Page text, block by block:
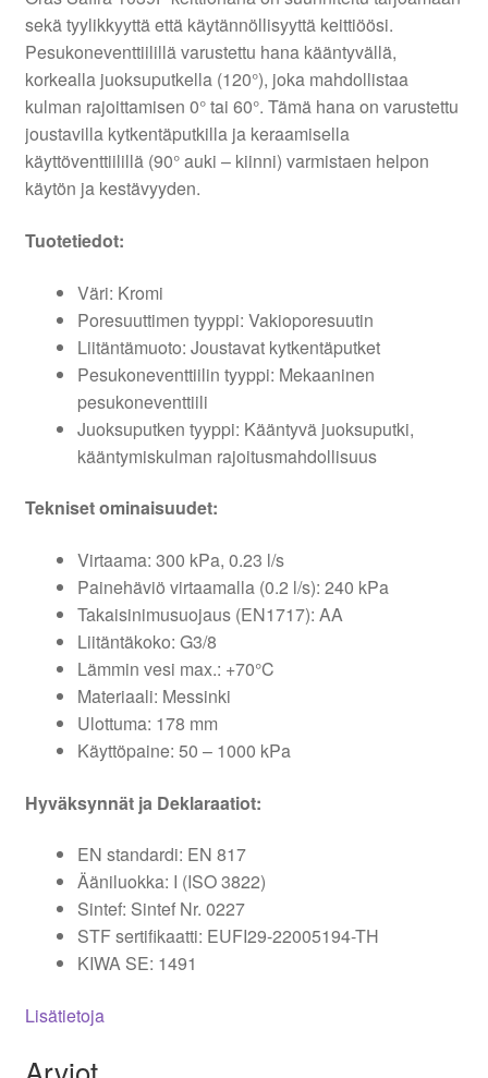
sekä tyylikkyyttä että käytännöllisyyttä keittiöösi.
Pesukoneventtiilillä varustettu hana kääntyvällä,
korkealla juoksuputkella (120°), joka mahdollistaa
kulman rajoittamisen 0° tai 60°. Tämä hana on varustettu
joustavilla kytkentäputkilla ja keraamisella
käyttöventtiilillä (90° auki – kiinni) varmistaen helpon
käytön ja kestävyyden.
Tuotetiedot:
Väri: Kromi
Poresuuttimen tyyppi: Vakioporesuutin
Liitäntämuoto: Joustavat kytkentäputket
Pesukoneventtiilin tyyppi: Mekaaninen
pesukoneventtiili
Juoksuputken tyyppi: Kääntyvä juoksuputki,
kääntymiskulman rajoitusmahdollisuus
Tekniset ominaisuudet:
Virtaama: 300 kPa, 0.23 l/s
Painehäviö virtaamalla (0.2 l/s): 240 kPa
Takaisinimusuojaus (EN1717): AA
Liitäntäkoko: G3/8
Lämmin vesi max.: +70°C
Materiaali: Messinki
Ulottuma: 178 mm
Käyttöpaine: 50 – 1000 kPa
Hyväksynnät ja Deklaraatiot:
EN standardi: EN 817
Ääniluokka: I (ISO 3822)
Sintef: Sintef Nr. 0227
STF sertifikaatti: EUFI29-22005194-TH
KIWA SE: 1491
Lisätietoja